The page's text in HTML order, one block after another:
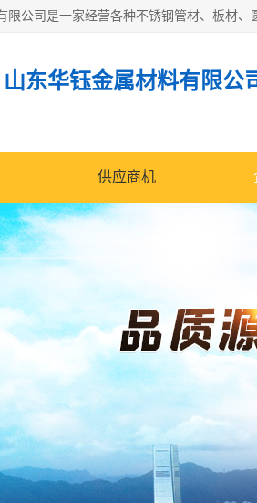
山东华钰金属材料有限公
供应商机